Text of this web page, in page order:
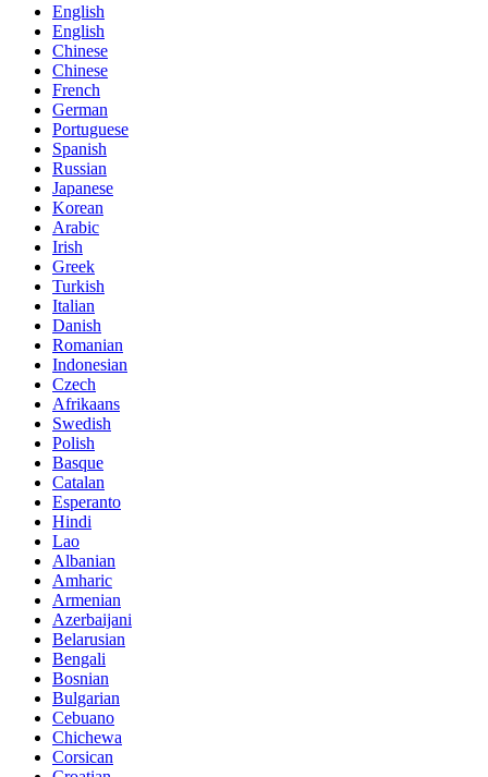
English
English
Chinese
Chinese
French
German
Portuguese
Spanish
Russian
Japanese
Korean
Arabic
Irish
Greek
Turkish
Italian
Danish
Romanian
Indonesian
Czech
Afrikaans
Swedish
Polish
Basque
Catalan
Esperanto
Hindi
Lao
Albanian
Amharic
Armenian
Azerbaijani
Belarusian
Bengali
Bosnian
Bulgarian
Cebuano
Chichewa
Corsican